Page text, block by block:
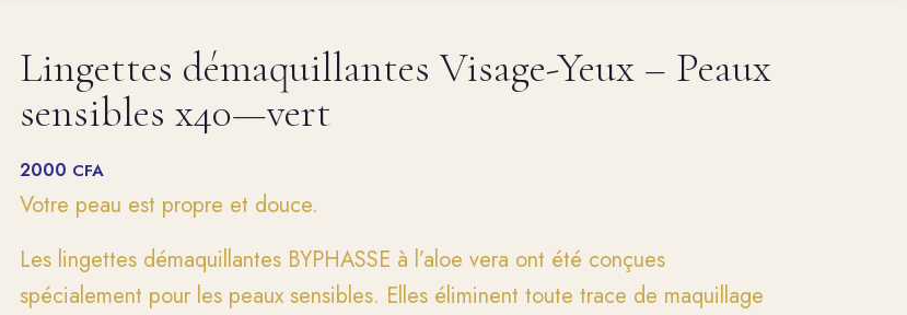
Lingettes démaquillantes Visage-Yeux – Peaux
sensibles x40—vert
2000 CFA
Votre peau est propre et douce.
Les lingettes démaquillantes BYPHASSE à l’aloe vera ont été conçues
spécialement pour les peaux sensibles. Elles éliminent toute trace de maquillage